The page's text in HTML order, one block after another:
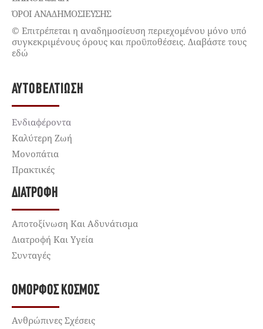
ΌΡΟΙ ΑΝΑΔΗΜΟΣΙΕΥΣΗΣ
© Επιτρέπεται η αναδημοσίευση περιεχομένου μόνο υπό
συγκεκριμένους όρους και προϋποθέσεις. Διαβάστε τους
εδώ
ΑΥΤΟΒΕΛΤΊΩΣΗ
Ενδιαφέροντα
Καλύτερη Ζωή
Μονοπάτια
Πρακτικές
ΔΙΑΤΡΟΦΉ
Αποτοξίνωση Και Αδυνάτισμα
Διατροφή Και Υγεία
Συνταγές
ΌΜΟΡΦΟΣ ΚΌΣΜΟΣ
Ανθρώπινες Σχέσεις